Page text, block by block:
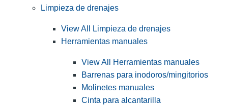
Limpieza de drenajes
View All Limpieza de drenajes
Herramientas manuales
View All Herramientas manuales
Barrenas para inodoros/mingitorios
Molinetes manuales
Cinta para alcantarilla